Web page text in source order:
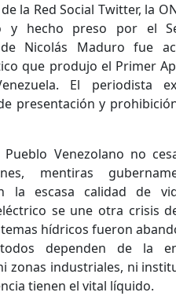
la Red Social Twitter, la
y hecho preso por el
Nicolás Maduro fue
que produjo el Primer
El periodista
presentación y
Venezolano no
mentiras
la escasa calidad de
se une otra crisis
hídricos fueron
dependen de la
zonas industriales, ni
tienen el vital líquido.